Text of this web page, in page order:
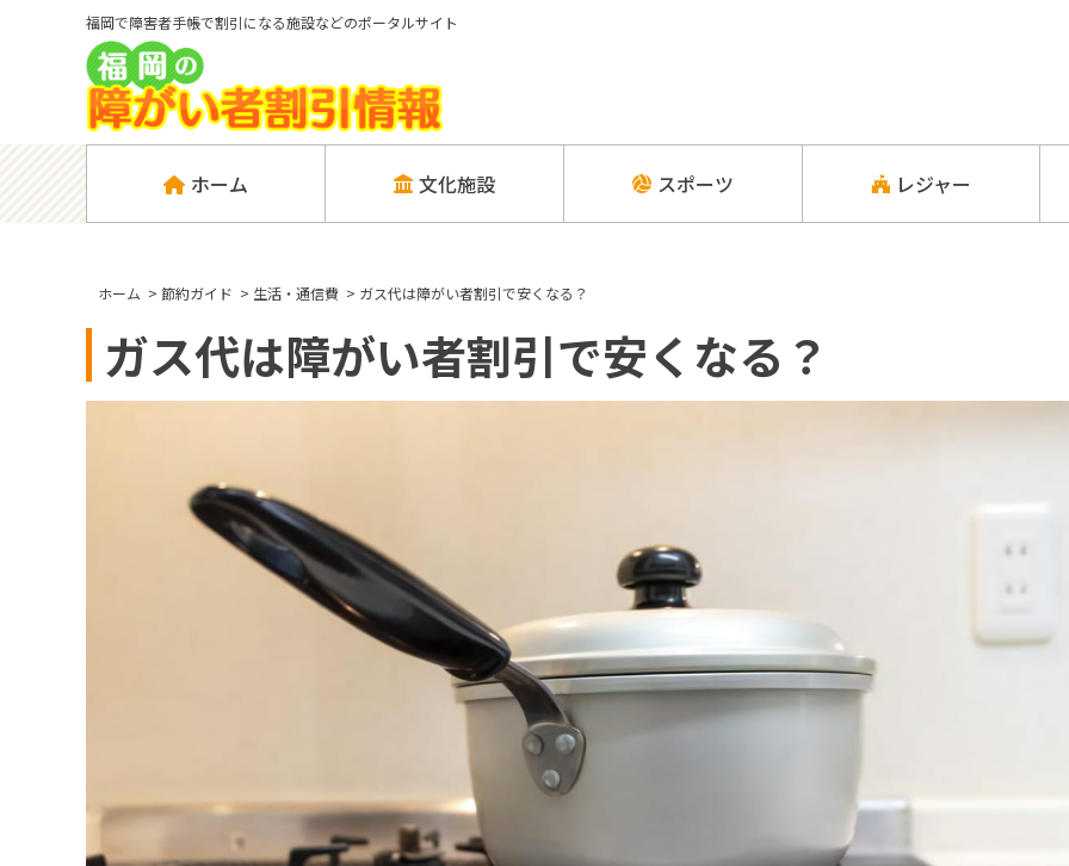
福岡で障害者手帳で割引になる施設などのポータルサイト
ホーム 文化施設 スポーツ レジャー
ホーム > 節約ガイド > 生活・通信費 > ガス代は障がい者割引で安くなる？
ガス代は障がい者割引で安くなる？